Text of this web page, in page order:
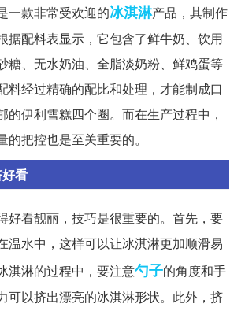
一款非常受欢迎的冰淇淋产品，其制作
据配料表显示，它包含了鲜牛奶、饮用
糖、无水奶油、全脂淡奶粉、鲜鸡蛋等
料经过精确的配比和处理，才能制成口
的伊利雪糕四个圈。而在生产过程中，
的把控也是至关重要的。
看
好看靓丽，技巧是很重要的。首先，要
温水中，这样可以让冰淇淋更加顺滑易
淇淋的过程中，要注意勺子的角度和手
可以挤出漂亮的冰淇淋形状。此外，挤